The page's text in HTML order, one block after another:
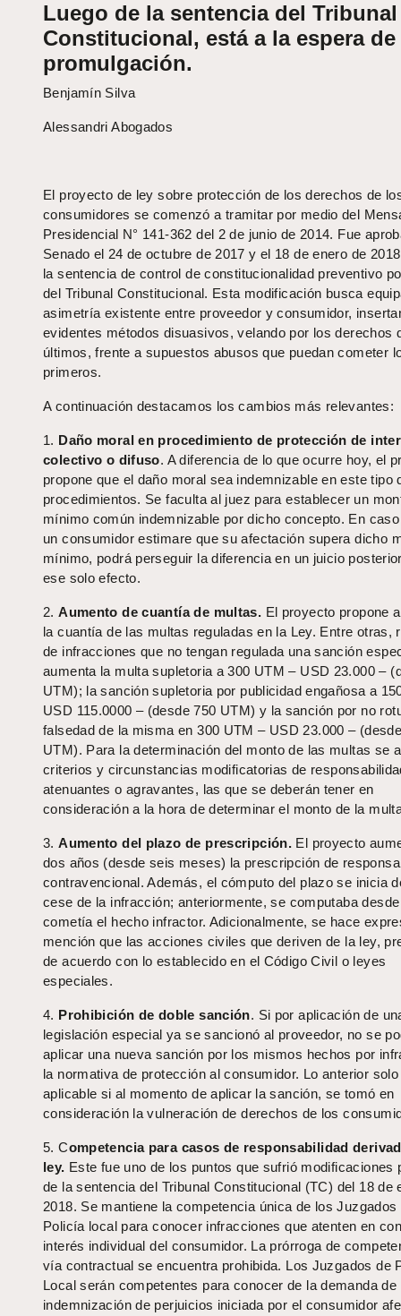
Luego de la sentencia del Tribunal
Constitucional, está a la espera
promulgación.
Benjamín Silva
Alessandri Abogados
El proyecto de ley sobre protección de los derechos de
consumidores se comenzó a tramitar por medio del
Presidencial N° 141-362 del 2 de junio de 2014. Fue
Senado el 24 de octubre de 2017 y el 18 de enero de
la sentencia de control de constitucionalidad preventivo
del Tribunal Constitucional. Esta modificación busca
asimetría existente entre proveedor y consumidor,
evidentes métodos disuasivos, velando por los derechos
últimos, frente a supuestos abusos que puedan cometer
primeros.
A continuación destacamos los cambios más relevantes:
1. Daño moral en procedimiento de protección de
colectivo o difuso. A diferencia de lo que ocurre hoy, el
propone que el daño moral sea indemnizable en este tipo
procedimientos. Se faculta al juez para establecer un
mínimo común indemnizable por dicho concepto. En
un consumidor estimare que su afectación supera dicho
mínimo, podrá perseguir la diferencia en un juicio
ese solo efecto.
2.Aumento de cuantía de multas. El proyecto propone
la cuantía de las multas reguladas en la Ley. Entre otras,
de infracciones que no tengan regulada una sanción
aumenta la multa supletoria a 300 UTM – USD 23.000 –
UTM); la sanción supletoria por publicidad engañosa a
USD 115.0000 – (desde 750 UTM) y la sanción por no
falsedad de la misma en 300 UTM – USD 23.000 –
UTM). Para la determinación del monto de las multas se
criterios y circunstancias modificatorias de
atenuantes o agravantes, las que se deberán tener en
consideración a la hora de determinar el monto de la
3.Aumento del plazo de prescripción. El proyecto
dos años (desde seis meses) la prescripción de
contravencional. Además, el cómputo del plazo se inicia
cese de la infracción; anteriormente, se computaba
cometía el hecho infractor. Adicionalmente, se hace
mención que las acciones civiles que deriven de la ley,
de acuerdo con lo establecido en el Código Civil o leyes
especiales.
4. Prohibición de doble sanción. Si por aplicación de
legislación especial ya se sancionó al proveedor, no se
aplicar una nueva sanción por los mismos hechos por
la normativa de protección al consumidor. Lo anterior
aplicable si al momento de aplicar la sanción, se tomó en
consideración la vulneración de derechos de los
5. Competencia para casos de responsabilidad
ley. Este fue uno de los puntos que sufrió modificaciones
de la sentencia del Tribunal Constitucional (TC) del 18 de
2018. Se mantiene la competencia única de los Juzgados
Policía local para conocer infracciones que atenten en
interés individual del consumidor. La prórroga de
vía contractual se encuentra prohibida. Los Juzgados de
Local serán competentes para conocer de la demanda de
indemnización de perjuicios iniciada por el consumidor